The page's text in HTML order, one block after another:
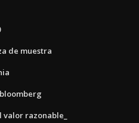
de muestra
razonable_